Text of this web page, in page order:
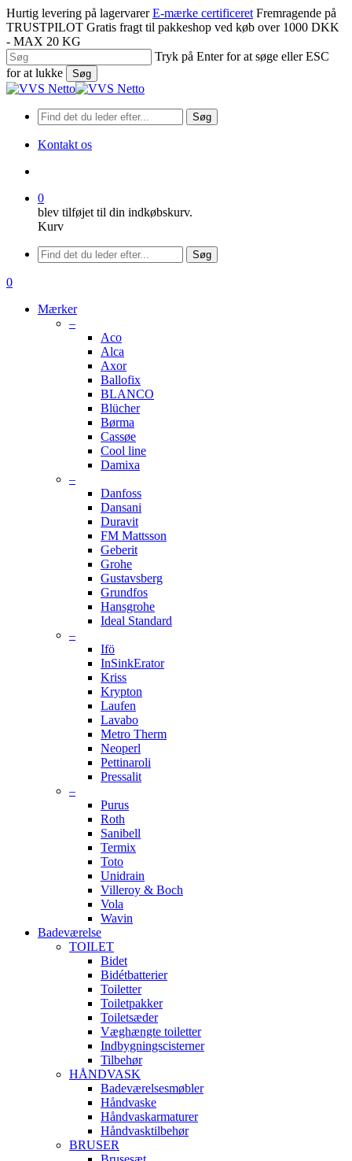
Spring
til
hovedindhold
Hurtig levering på lagervarer E-mærke certificeret Fremragende på
TRUSTPILOT Gratis fragt til pakkeshop ved køb over 1000 DKK
- MAX 20 KG
Tryk på Enter for at søge eller ESC
for at lukke
Søg
Luk
Søg
Kontakt os
0
blev tilføjet til din indkøbskurv.
Kurv
Menu
Søg
søge
0
Mærker
–
Aco
Alca
Axor
Ballofix
BLANCO
Blücher
Børma
Cassøe
Cool line
Damixa
–
Danfoss
Dansani
Duravit
FM Mattsson
Geberit
Grohe
Gustavsberg
Grundfos
Hansgrohe
Ideal Standard
–
Ifö
InSinkErator
Kriss
Krypton
Laufen
Lavabo
Metro Therm
Neoperl
Pettinaroli
Pressalit
–
Purus
Roth
Sanibell
Termix
Toto
Unidrain
Villeroy & Boch
Vola
Wavin
Badeværelse
TOILET
Bidet
Bidétbatterier
Toiletter
Toiletpakker
Toiletsæder
Væghængte toiletter
Indbygningscisterner
Tilbehør
HÅNDVASK
Badeværelsesmøbler
Håndvaske
Håndvaskarmaturer
Håndvasktilbehør
BRUSER